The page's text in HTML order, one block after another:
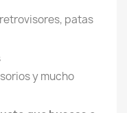
patas
y mucho